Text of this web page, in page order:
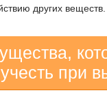
других веществ.
при